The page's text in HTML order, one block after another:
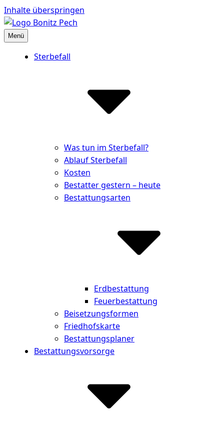
Inhalte überspringen
Bestattungshaus Bonitz Pech
Partner der Hinterbliebenen
Menü
Sterbefall
Was tun im Sterbefall?
Ablauf Sterbefall
Kosten
Bestatter gestern – heute
Bestattungsarten
Erdbestattung
Feuerbestattung
Beisetzungsformen
Friedhofskarte
Bestattungsplaner
Bestattungsvorsorge